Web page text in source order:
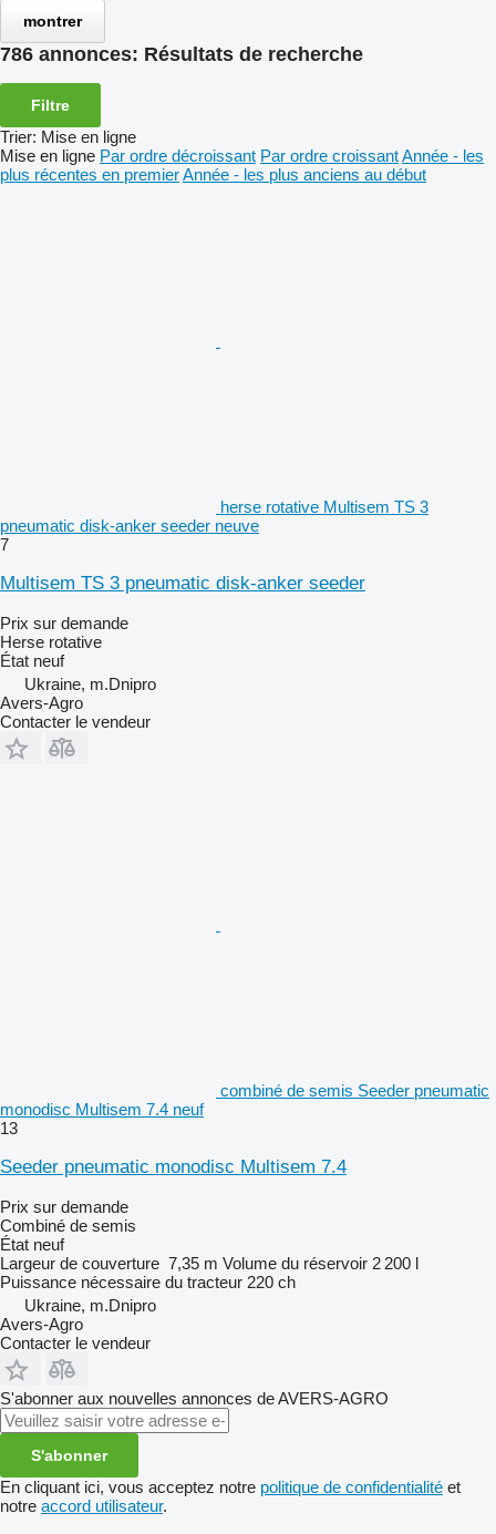
montrer
786 annonces: Résultats de recherche
Filtre
Trier: Mise en ligne
Mise en ligne Par ordre décroissant Par ordre croissantAnnée - les
plus récentes en premierAnnée - les plus anciens au début
herse rotative Multisem TS 3
pneumatic disk-anker seeder neuve
7
Multisem TS 3 pneumatic disk-anker seeder
Prix sur demande
Herse rotative
État neuf
Ukraine, m.Dnipro
Avers-Agro
Contacter le vendeur
combiné de semis Seeder pneumatic
monodisc Multisem 7.4 neuf
13
Seeder pneumatic monodisc Multisem 7.4
Prix sur demande
Combiné de semis
État neuf
Largeur de couverture 7,35 m Volume du réservoir 2 200 l
Puissance nécessaire du tracteur 220 ch
Ukraine, m.Dnipro
Avers-Agro
Contacter le vendeur
S'abonner aux nouvelles annonces de AVERS-AGRO
S'abonner
En cliquant ici, vous acceptez notre politique de confidentialité et
notre accord utilisateur.